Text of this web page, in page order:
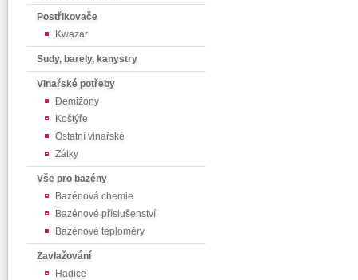
Postřikovače
Kwazar
Sudy, barely, kanystry
Vinařské potřeby
Demižony
Koštýře
Ostatní vinařské
Zátky
Vše pro bazény
Bazénová chemie
Bazénové příslušenství
Bazénové teploměry
Zavlažování
Hadice